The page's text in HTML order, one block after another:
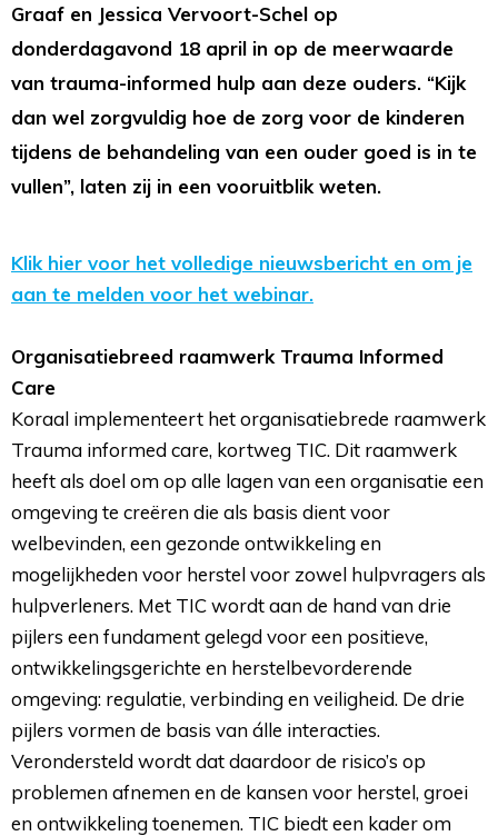
Graaf en Jessica Vervoort-Schel op
donderdagavond 18 april in op de meerwaarde
van trauma-informed hulp aan deze ouders. “Kijk
dan wel zorgvuldig hoe de zorg voor de kinderen
tijdens de behandeling van een ouder goed is in te
vullen”, laten zij in een vooruitblik weten.
Klik hier voor het volledige nieuwsbericht en om je
aan te melden voor het webinar.
Organisatiebreed raamwerk Trauma Informed
Care
Koraal implementeert het organisatiebrede raamwerk
Trauma informed care, kortweg TIC. Dit raamwerk
heeft als doel om op alle lagen van een organisatie een
omgeving te creëren die als basis dient voor
welbevinden, een gezonde ontwikkeling en
mogelijkheden voor herstel voor zowel hulpvragers als
hulpverleners. Met TIC wordt aan de hand van drie
pijlers een fundament gelegd voor een positieve,
ontwikkelingsgerichte en herstelbevorderende
omgeving: regulatie, verbinding en veiligheid. De drie
pijlers vormen de basis van álle interacties.
Verondersteld wordt dat daardoor de risico’s op
problemen afnemen en de kansen voor herstel, groei
en ontwikkeling toenemen. TIC biedt een kader om